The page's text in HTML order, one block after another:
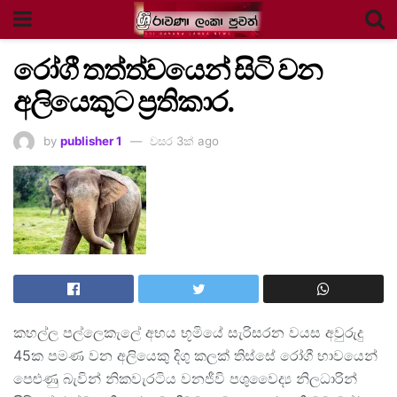
රෝගී තත්ත්වයෙන් සිටි වන
අලියෙකුට ප්‍රතිකාර.
by publisher 1 වසර 3ක් ago
කහල්ල පල්ලෙකැලේ අභය භූමියේ සැරිසරන වයස අවුරුදු
45ක පමණ වන අලියෙකු දිගු කලක් තිස්සේ රෝගී භාවයෙන්
පෙළුණු බැවින් නිකවැරටිය වනජීවි පශුවෛද්‍ය නිලධාරින්